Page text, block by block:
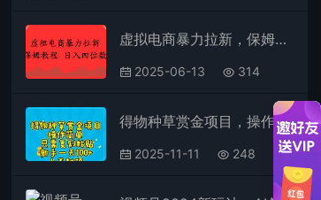
虚拟电商暴力拉新，保姆教程 日入四位数
2025-06-13 314
得物种草赏金项目，操作简单，只需复制粘贴，新手一天100+，上不封顶
2025-11-11 248